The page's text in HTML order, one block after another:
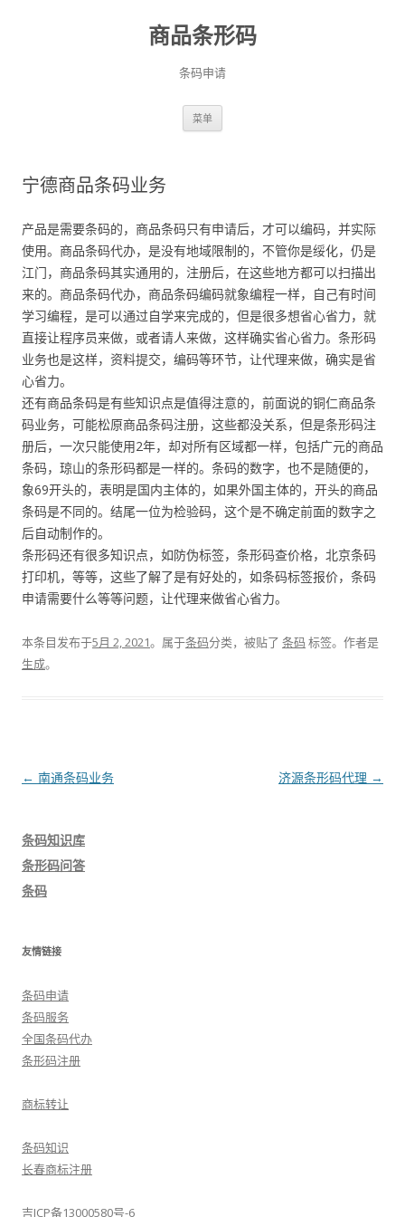
商品条形码
条码申请
菜单
宁德商品条码业务
产品是需要条码的，商品条码只有申请后，才可以编码，并实际
使用。商品条码代办，是没有地域限制的，不管你是绥化，仍是
江门，商品条码其实通用的，注册后，在这些地方都可以扫描出
来的。商品条码代办，商品条码编码就象编程一样，自己有时间
学习编程，是可以通过自学来完成的，但是很多想省心省力，就
直接让程序员来做，或者请人来做，这样确实省心省力。条形码
业务也是这样，资料提交，编码等环节，让代理来做，确实是省
心省力。
还有商品条码是有些知识点是值得注意的，前面说的铜仁商品条
码业务，可能松原商品条码注册，这些都没关系，但是条形码注
册后，一次只能使用2年，却对所有区域都一样，包括广元的商品
条码，琼山的条形码都是一样的。条码的数字，也不是随便的，
象69开头的，表明是国内主体的，如果外国主体的，开头的商品
条码是不同的。结尾一位为检验码，这个是不确定前面的数字之
后自动制作的。
条形码还有很多知识点，如防伪标签，条形码查价格，北京条码
打印机，等等，这些了解了是有好处的，如条码标签报价，条码
申请需要什么等等问题，让代理来做省心省力。
本条目发布于5月 2, 2021。属于条码分类，被贴了 条码 标签。 作者是
生成。
文
← 南通条码业务 济源条形码代理 →
条码知识库
条形码问答
条码
友情链接
条码申请
条码服务
全国条码代办
条形码注册
商标转让
条码知识
长春商标注册
吉ICP备13000580号-6